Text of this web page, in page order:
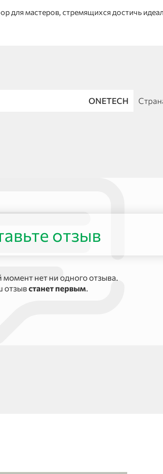
для мастеров, стремящихся достичь
ONETECH
отзыв
нет ни одного отзыва.
отзывстанет первым.